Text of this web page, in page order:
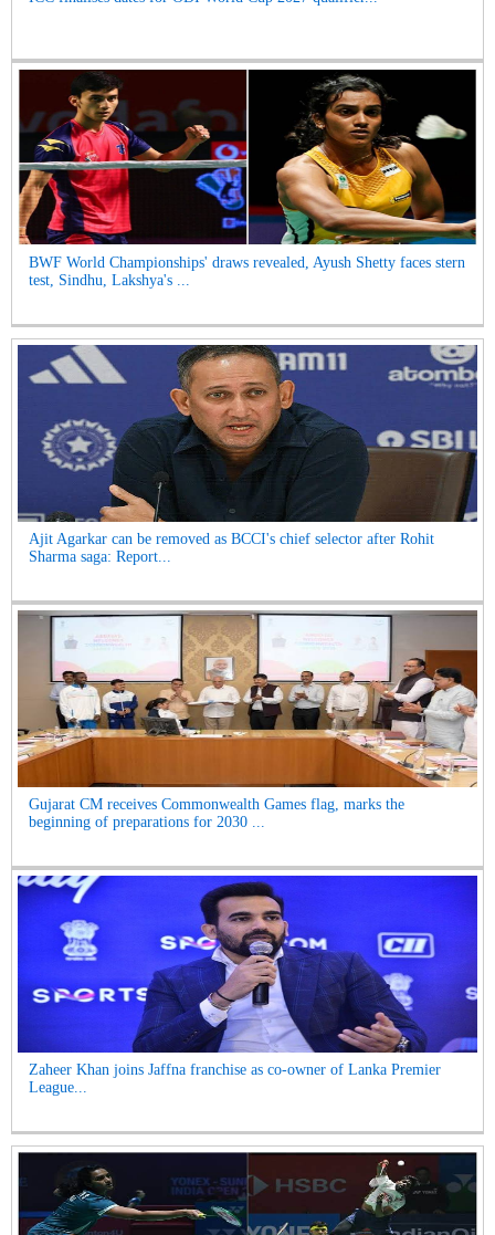
BWF World Championships' draws revealed, Ayush Shetty faces stern
test, Sindhu, Lakshya's ...
Ajit Agarkar can be removed as BCCI's chief selector after Rohit
Sharma saga: Report...
Gujarat CM receives Commonwealth Games flag, marks the
beginning of preparations for 2030 ...
Zaheer Khan joins Jaffna franchise as co-owner of Lanka Premier
League...